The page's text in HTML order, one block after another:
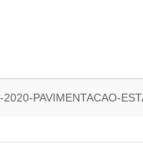
PAVIMENTACAO-